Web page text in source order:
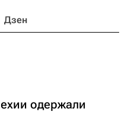
Дзен
одержали